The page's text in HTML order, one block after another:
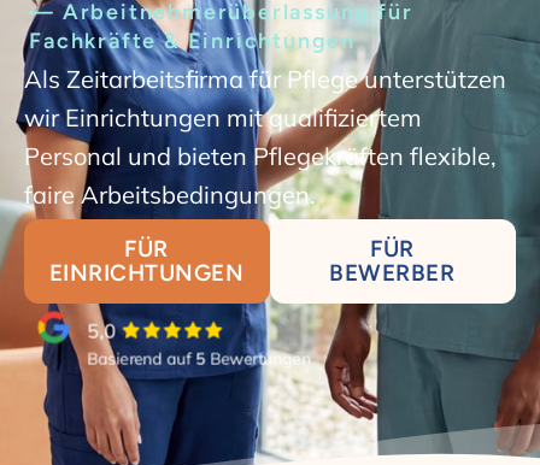
— Arbeitnehmerüberlassung für
Fachkräfte & Einrichtungen
Als Zeitarbeitsfirma für Pflege unterstützen
wir Einrichtungen mit qualifiziertem
Personal und bieten Pflegekräften flexible,
faire Arbeitsbedingungen.
FÜR
EINRICHTUNGEN
FÜR
BEWERBER
5,0
Basierend auf5Bewertungen